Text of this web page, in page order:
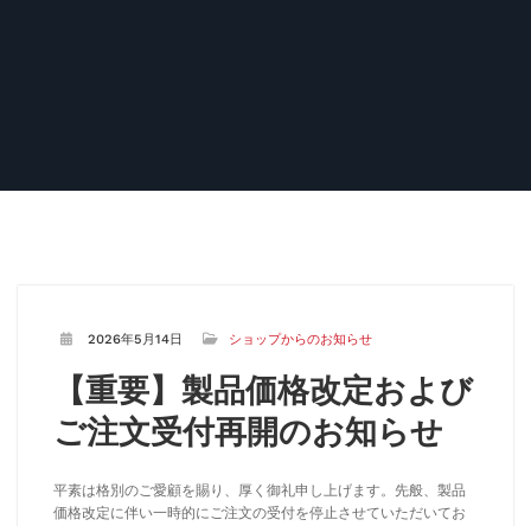
2026年5月14日 ショップからのお知らせ
【重要】製品価格改定および
ご注文受付再開のお知らせ
平素は格別のご愛顧を賜り、厚く御礼申し上げます。先般、製品
価格改定に伴い一時的にご注文の受付を停止させていただいてお